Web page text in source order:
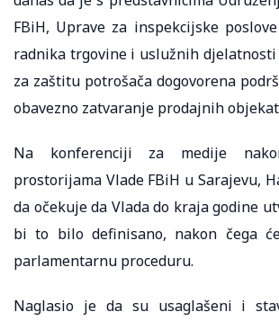
FBiH, Uprave za inspekcijske
radnika trgovine i uslužnih
za zaštitu potrošača dogovorena
obavezno zatvaranje prodajnih
Na konferenciji za medije
prostorijama Vlade FBiH u Sarajevu,
da očekuje da Vlada do kraja godine
bi to bilo definisano, nakon čega
parlamentarnu proceduru.
Naglasio je da su usaglašeni i